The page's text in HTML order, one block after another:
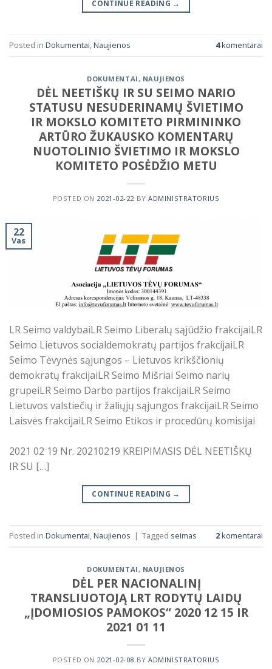
CONTINUE READING →
Posted in Dokumentai,Naujienos 4komentarai
DOKUMENTAI, NAUJIENOS
DĖL NEETIŠKŲ IR SU SEIMO NARIO
STATUSU NESUDERINAMŲ ŠVIETIMO
IR MOKSLO KOMITETO PIRMININKO
ARTŪRO ŽUKAUSKO KOMENTARŲ
NUOTOLINIO ŠVIETIMO IR MOKSLO
KOMITETO POSĖDŽIO METU
POSTED ON 2021-02-22 BYADMINISTRATORIUS
22
Vas
LR Seimo valdybaiLR Seimo Liberalų sąjūdžio frakcijaiLR
Seimo Lietuvos socialdemokratų partijos frakcijaiLR
Seimo Tėvynės sąjungos – Lietuvos krikščionių
demokratų frakcijaiLR Seimo Mišriai Seimo narių
grupeiLR Seimo Darbo partijos frakcijaiLR Seimo
Lietuvos valstiečių ir žaliųjų sąjungos frakcijaiLR Seimo
Laisvės frakcijaiLR Seimo Etikos ir procedūrų komisijai
2021 02 19 Nr. 20210219 KREIPIMASIS DĖL NEETIŠKŲ
IR SU […]
CONTINUE READING →
Posted in Dokumentai,Naujienos | Tagged seimas 2komentarai
DOKUMENTAI, NAUJIENOS
DĖL PER NACIONALINĮ
TRANSLIUOTOJĄ LRT RODYTŲ LAIDŲ
„ĮDOMIOSIOS PAMOKOS“ 2020 12 15 IR
2021 01 11
POSTED ON 2021-02-08 BYADMINISTRATORIUS